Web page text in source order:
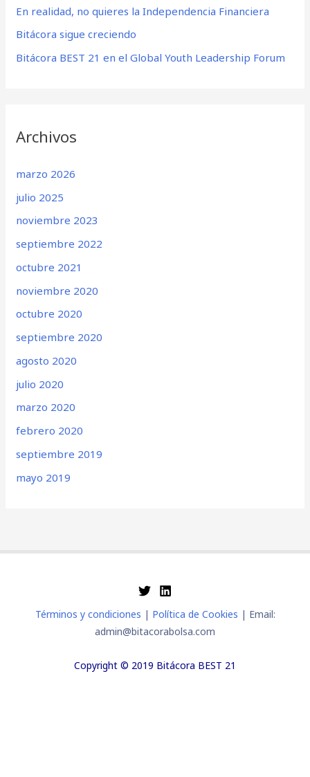
En realidad, no quieres la Independencia Financiera
Bitácora sigue creciendo
Bitácora BEST 21 en el Global Youth Leadership Forum
Archivos
marzo 2026
julio 2025
noviembre 2023
septiembre 2022
octubre 2021
noviembre 2020
octubre 2020
septiembre 2020
agosto 2020
julio 2020
marzo 2020
febrero 2020
septiembre 2019
mayo 2019
Términos y condiciones | Política de Cookies | Email:
admin@bitacorabolsa.com
Copyright © 2019 Bitácora BEST 21